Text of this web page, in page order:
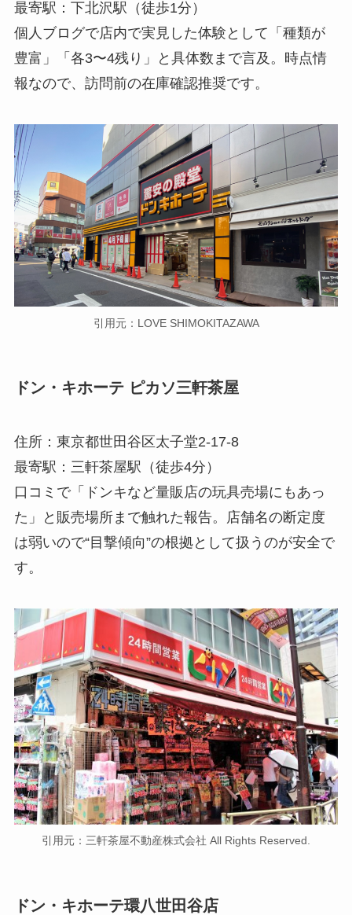
最寄駅：下北沢駅（徒歩1分）
個人ブログで店内で実見した体験として「種類が
豊富」「各3〜4残り」と具体数まで言及。時点情
報なので、訪問前の在庫確認推奨です。
引用元：LOVE SHIMOKITAZAWA
ドン・キホーテ ピカソ三軒茶屋
住所：東京都世田谷区太子堂2-17-8
最寄駅：三軒茶屋駅（徒歩4分）
口コミで「ドンキなど量販店の玩具売場にもあっ
た」と販売場所まで触れた報告。店舗名の断定度
は弱いので“目撃傾向”の根拠として扱うのが安全で
す。
引用元：三軒茶屋不動産株式会社 All Rights Reserved.
ドン・キホーテ環八世田谷店